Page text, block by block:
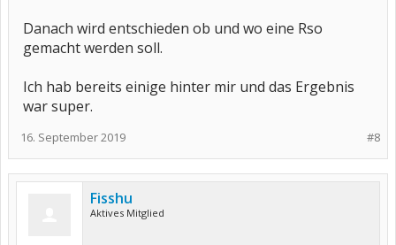
Danach wird entschieden ob und wo eine Rso
gemacht werden soll.
Ich hab bereits einige hinter mir und das Ergebnis
war super.
#8
16. September 2019
Fisshu
Aktives Mitglied